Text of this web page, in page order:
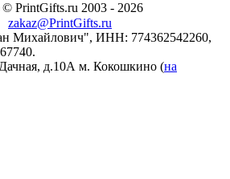
PrintGifts.ru 2003 - 2026
zakaz@PrintGifts.ru
Михайлович", ИНН: 774362542260,
д.10А м. Кокошкино (на